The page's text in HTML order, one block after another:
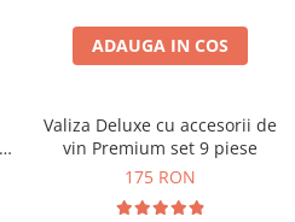
ADAUGA IN COS
Valiza Deluxe cu accesorii de
vin Premium set 9 piese
175 RON